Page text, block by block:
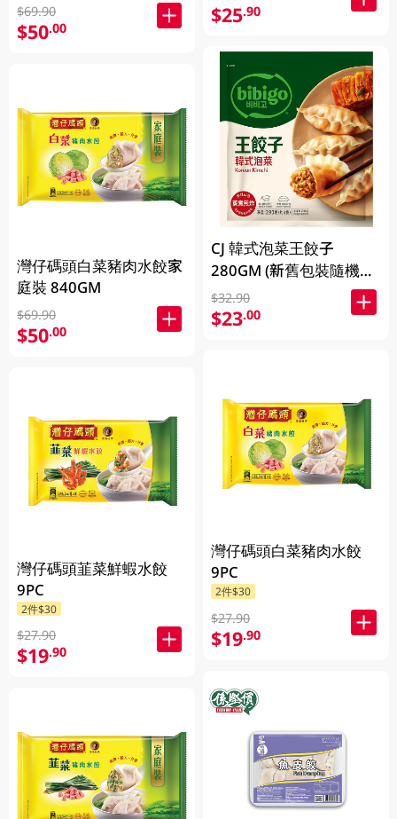
$69.90
$50.00
灣仔碼頭白菜豬肉水餃家
庭裝 840GM
$69.90
$50.00
灣仔碼頭韮菜鮮蝦水餃
9PC
2件$30
$27.90
$19.90
$25.90
CJ 韓式泡菜王餃子
280GM (新舊包裝隨機發
貨)
$32.90
$23.00
灣仔碼頭白菜豬肉水餃
9PC
2件$30
$27.90
$19.90